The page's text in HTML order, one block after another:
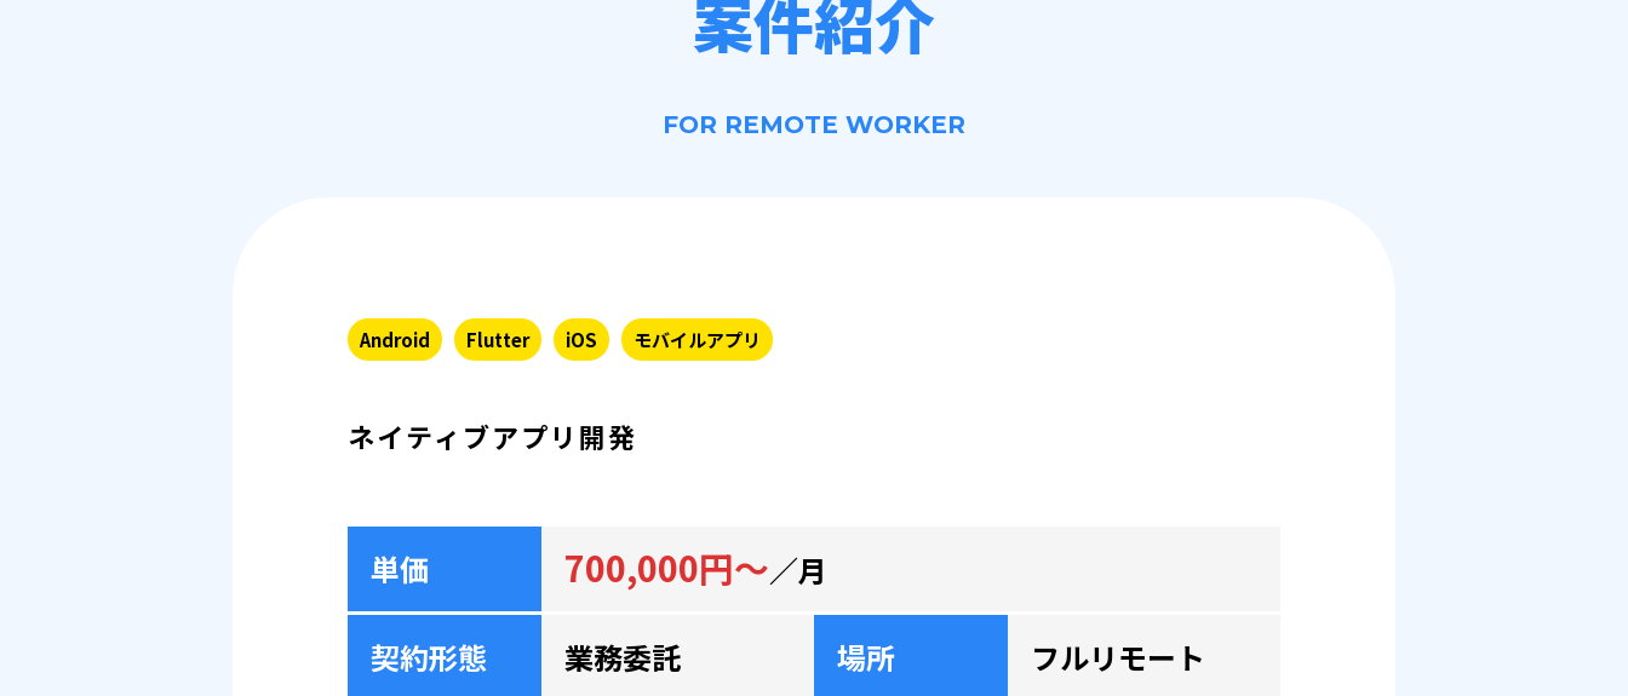
案件紹介
FOR REMOTE WORKER
Android Flutter iOS モバイルアプリ
ネイティブアプリ開発
単価 700,000円～／月
契約形態 業務委託 場所 フルリモート